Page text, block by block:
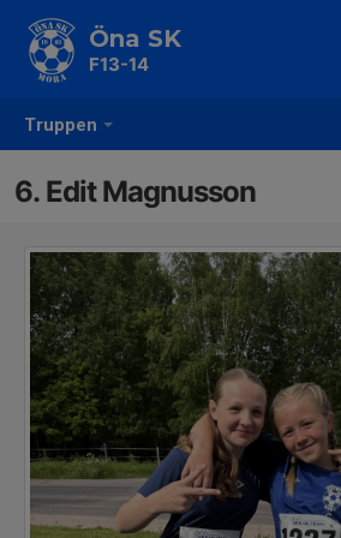
Truppen
Öna SK
F13-14
6. Edit Magnusson